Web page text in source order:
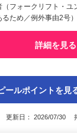
（フォークリフト・ユ
るため／例外事由2号
詳細を見る
ールポイントを見
更新日： 2026/07/30